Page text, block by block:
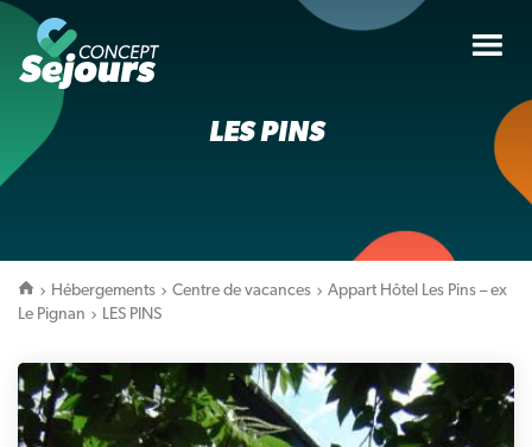
LES PINS
Hébergements Centre de vacances
Appart Hôtel Les Pins – ex
Le Pignan
LES PINS